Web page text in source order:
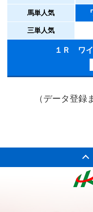
馬単人気
三単人気
１Ｒ ワ
（データ登録